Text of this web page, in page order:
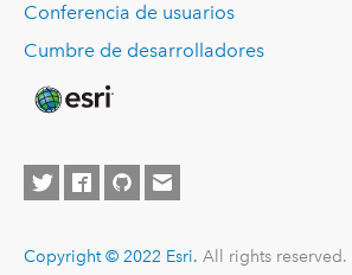
Conferencia de usuarios
Cumbre de desarrolladores
Copyright © 2022 Esri. All rights reserved. |